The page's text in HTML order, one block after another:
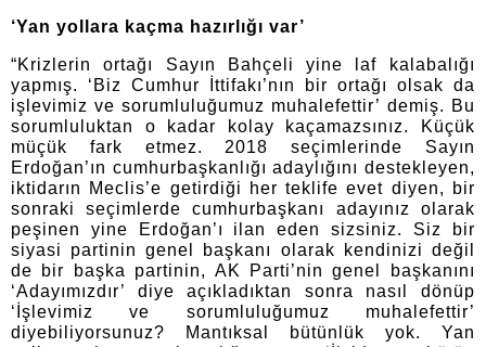
‘Yan yollara kaçma hazırlığı var’
“Krizlerin ortağı Sayın Bahçeli yine laf kalabalığı
yapmış. ‘Biz Cumhur İttifakı’nın bir ortağı olsak da
işlevimiz ve sorumluluğumuz muhalefettir’ demiş. Bu
sorumluluktan o kadar kolay kaçamazsınız. Küçük
müçük fark etmez. 2018 seçimlerinde Sayın
Erdoğan’ın cumhurbaşkanlığı adaylığını destekleyen,
iktidarın Meclis’e getirdiği her teklife evet diyen, bir
sonraki seçimlerde cumhurbaşkanı adayınız olarak
peşinen yine Erdoğan’ı ilan eden sizsiniz.
Siz bir
siyasi partinin genel başkanı olarak kendinizi değil
de bir başka partinin, AK Parti’nin genel başkanını
‘Adayımızdır’ diye açıkladıktan sonra nasıl dönüp
‘İşlevimiz ve sorumluluğumuz muhalefettir’
diyebiliyorsunuz? Mantıksal bütünlük yok. Yan